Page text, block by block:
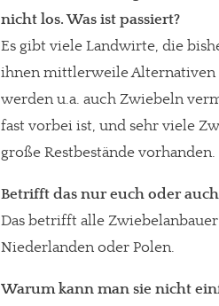
nicht los. Was ist passiert?
Es gibt viele Landwirte, die
ihnen mittlerweile Alternativen
werden u.a. auch Zwiebeln
fast vorbei ist, und sehr viele
große Restbestände vorhanden.
Betrifft das nur euch oder
Das betrifft alle
Niederlanden oder Polen.
Warum kann man sie nicht